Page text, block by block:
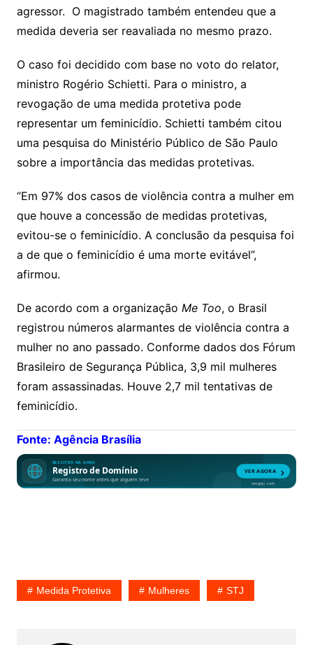
agressor. O magistrado também entendeu que a
medida deveria ser reavaliada no mesmo prazo.
O caso foi decidido com base no voto do relator,
ministro Rogério Schietti. Para o ministro, a
revogação de uma medida protetiva pode
representar um feminicídio. Schietti também citou
uma pesquisa do Ministério Público de São Paulo
sobre a importância das medidas protetivas.
“Em 97% dos casos de violência contra a mulher em
que houve a concessão de medidas protetivas,
evitou-se o feminicídio. A conclusão da pesquisa foi
a de que o feminicídio é uma morte evitável”,
afirmou.
De acordo com a organização Me Too, o Brasil
registrou números alarmantes de violência contra a
mulher no ano passado. Conforme dados dos Fórum
Brasileiro de Segurança Pública, 3,9 mil mulheres
foram assassinadas. Houve 2,7 mil tentativas de
feminicídio.
Fonte: Agência Brasília
Medida Protetiva Mulheres STJ